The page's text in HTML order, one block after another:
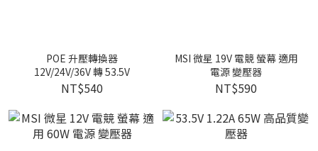
POE 升壓轉換器
12V/24V/36V 轉 53.5V
NT$540
MSI 微星 19V 電競 螢幕 適用
電源 變壓器
NT$590